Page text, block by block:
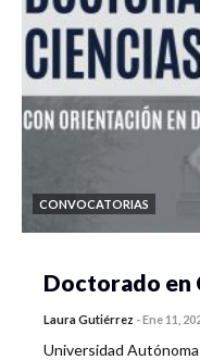
CONVOCATORIAS
Doctorado en
Laura Gutiérrez -Ene 11,
Universidad